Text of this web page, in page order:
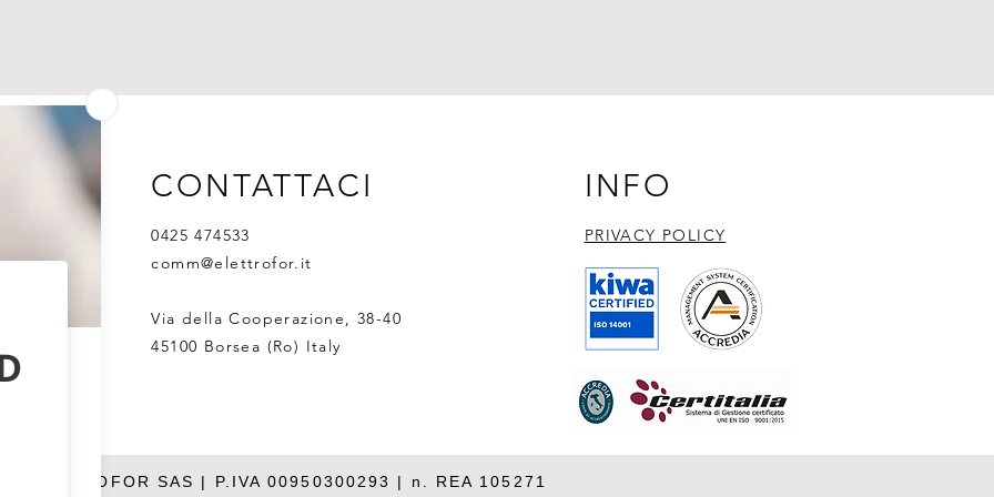
CONTATTACI
0425 474533
comm@elettrofor.it
Via della Cooperazione, 38-40
45100 Borsea (Ro) Italy
INFO
PRIVACY POLICY​
ELETTROFOR SAS | P.IVA 00950300293 | n. REA 105271